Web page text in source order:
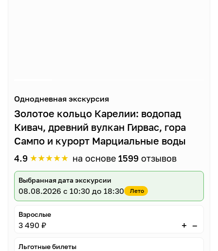
Однодневная экскурсия
Золотое кольцо Карелии: водопад
Кивач, древний вулкан Гирвас, гора
Сампо и курорт Марциальные воды
4.9 ★★★★★ на основе 1599 отзывов
Выбранная дата экскурсии
08.08.2026 с 10:30 до 18:30 Лето
Взрослые
3 490 ₽ + –
Льготные билеты